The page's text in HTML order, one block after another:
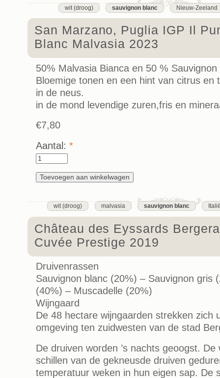
wit (droog) sauvignon blanc Nieuw-Zeeland
San Marzano, Puglia IGP Il
Blanc Malvasia 2023
50% Malvasia Bianca en 50 % Sauvignon
Bloemige tonen en een hint van citrus en
in de neus.
in de mond levendige zuren,fris en
€7,80
Aantal: *
wit (droog) malvasia sauvignon blanc
Château des Eyssards
Cuvée Prestige 2019
Druivenrassen
Sauvignon blanc (20%) – Sauvignon gris
(40%) – Muscadelle (20%)
Wijngaard
De 48 hectare wijngaarden strekken zich
omgeving ten zuidwesten van de stad
De druiven worden ’s nachts geoogst.
schillen van de gekneusde druiven
temperatuur weken in hun eigen sap. De